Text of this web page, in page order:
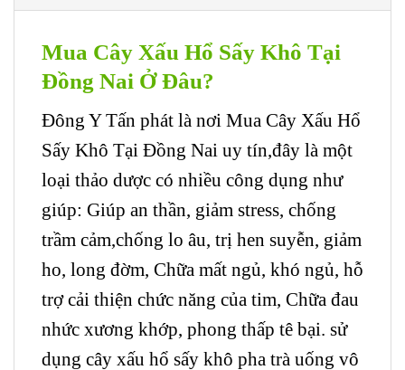
Mua Cây Xấu Hổ Sấy Khô Tại
Đồng Nai Ở Đâu?
Đông Y Tấn phát là nơi Mua Cây Xấu Hổ
Sấy Khô Tại Đồng Nai uy tín,đây là một
loại thảo dược có nhiều công dụng như
giúp: Giúp an thần, giảm stress, chống
trầm cảm,chống lo âu, trị hen suyễn, giảm
ho, long đờm, Chữa mất ngủ, khó ngủ, hỗ
trợ cải thiện chức năng của tim, Chữa đau
nhức xương khớp, phong thấp tê bại. sử
dụng cây xấu hổ sấy khô pha trà uống vô